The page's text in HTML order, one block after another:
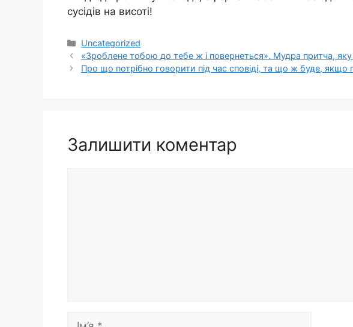
сусідів на висоті!
Категорії
Uncategorized
«Зроблене тобою до тебе ж і повернеться». Мудра притча,
Про щo потрібно говорити під час сповіді, тa щo ж буде,
Залишити коментар